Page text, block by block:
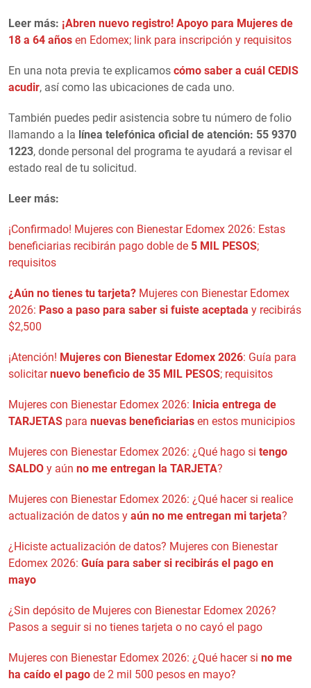
Leer más: ¡Abren nuevo registro! Apoyo para Mujeres de
18 a 64 años en Edomex; link para inscripción y requisitos
En una nota previa te explicamos cómo saber a cuál CEDIS
acudir, así como las ubicaciones de cada uno.
También puedes pedir asistencia sobre tu número de folio
llamando a la línea telefónica oficial de atención: 55 9370
1223, donde personal del programa te ayudará a revisar el
estado real de tu solicitud.
Leer más:
¡Confirmado! Mujeres con Bienestar Edomex 2026: Estas
beneficiarias recibirán pago doble de 5 MIL PESOS;
requisitos
¿Aún no tienes tu tarjeta? Mujeres con Bienestar Edomex
2026: Paso a paso para saber si fuiste aceptada y recibirás
$2,500
¡Atención! Mujeres con Bienestar Edomex 2026: Guía para
solicitarnuevo beneficio de 35 MIL PESOS; requisitos
Mujeres con Bienestar Edomex 2026: Inicia entrega de
TARJETAS para nuevas beneficiarias en estos municipios
Mujeres con Bienestar Edomex 2026: ¿Qué hago si tengo
SALDO y aún no me entregan la TARJETA?
Mujeres con Bienestar Edomex 2026: ¿Qué hacer si realice
actualización de datos y aún no me entregan mi tarjeta?
¿Hiciste actualización de datos? Mujeres con Bienestar
Edomex 2026: Guía para saber si recibirás el pago en
mayo
¿Sin depósito de Mujeres con Bienestar Edomex 2026?
Pasos a seguir si no tienes tarjeta o no cayó el pago
Mujeres con Bienestar Edomex 2026: ¿Qué hacer si no me
ha caído el pago de 2 mil 500 pesos en mayo?